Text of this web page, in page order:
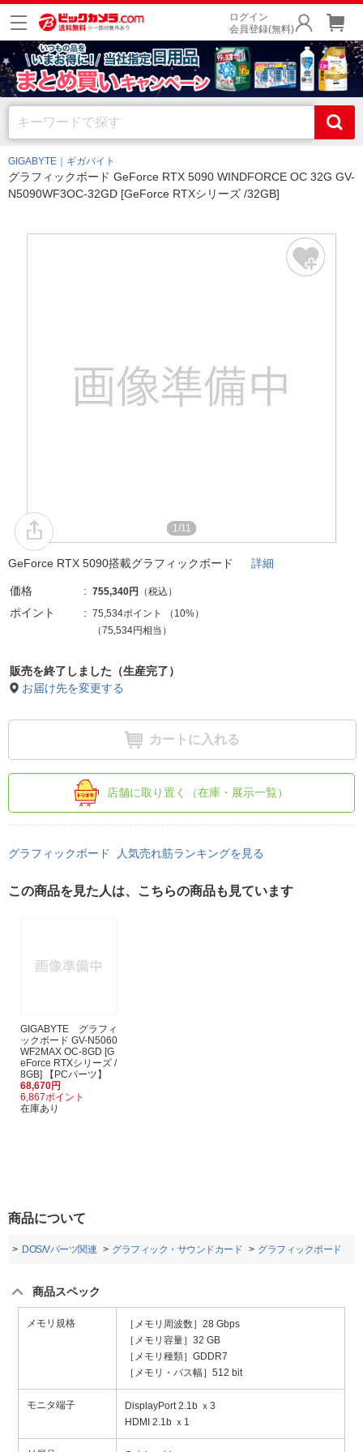
ログイン
会員登録(無料)
GIGABYTE｜ギガバイト
グラフィックボード GeForce RTX 5090 WINDFORCE OC 32G GV-
N5090WF3OC-32GD [GeForce RTXシリーズ /32GB]
1/11
GeForce RTX 5090搭載グラフィックボード 詳細
価格 755,340円 （税込）
ポイント 75,534ポイント （ 10%）
（75,534円相当）
販売を終了しました（生産完了）
お届け先を変更する
カートに入れる
店舗に取り置く（在庫・展示一覧）
グラフィックボード 人気売れ筋ランキングを見る
この商品を見た人は、こちらの商品も見ています
GIGABYTE グラフィ
ックボード GV-N5060
WF2MAX OC-8GD [G
eForce RTXシリーズ /
8GB] 【PCパーツ】
68,670円
6,867ポイント
在庫あり
商品について
DOS/Vパーツ関連 グラフィック・サウンドカード グラフィックボード
商品スペック
メモリ規格
［メモリ周波数］28 Gbps
［メモリ容量］32 GB
［メモリ種類］GDDR7
［メモリ・バス幅］512 bit
モニタ端子
DisplayPort 2.1b ｘ3
HDMI 2.1b ｘ1